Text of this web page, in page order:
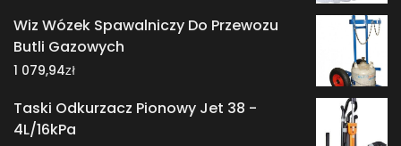
Wiz Wózek Spawalniczy Do Przewozu
Butli Gazowych
1 079,94zł
Taski Odkurzacz Pionowy Jet 38 -
4L/16kPa